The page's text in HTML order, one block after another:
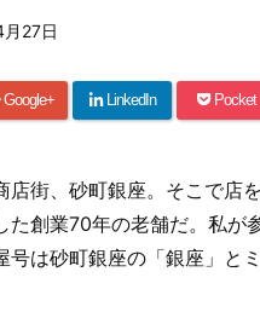
27日
Google+ LinkedIn Pocket
店街、砂町銀座。そこで店
た創業70年の老舗だ。私が
号は砂町銀座の「銀座」と